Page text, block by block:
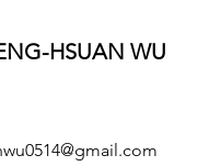
HSUAN WU